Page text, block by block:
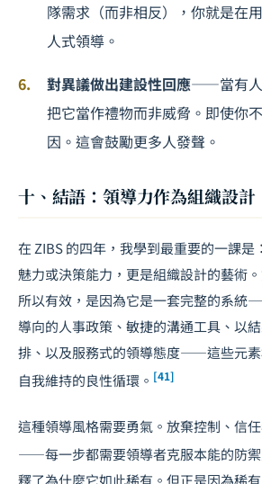
隊需求（而非相反），你就是在
人式領導。
對異議做出建設性回應——當有人
把它當作禮物而非威脅。即使你
因。這會鼓勵更多人發聲。
十、結語：領導力作為組織設計
在 ZIBS 的四年，我學到最重要的一課是
魅力或決策能力，更是組織設計的藝術
所以有效，是因為它是一套完整的系統
導向的人事政策、敏捷的溝通工具、以
排、以及服務式的領導態度——這些元
自我維持的良性循環。 [41]
這種領導風格需要勇氣。放棄控制、信
——每一步都需要領導者克服本能的防禦
釋了為什麼它如此稀有。但正是因為稀